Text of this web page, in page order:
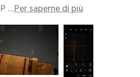
...Per saperne di più